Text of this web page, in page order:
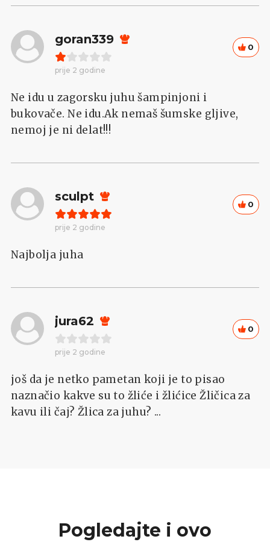
goran339
prije 2 godine
0
Ne idu u zagorsku juhu šampinjoni i
bukovače. Ne idu.Ak nemaš šumske gljive,
nemoj je ni delat!!!
sculpt
prije 2 godine
0
Najbolja juha
jura62
prije 2 godine
0
još da je netko pametan koji je to pisao
naznačio kakve su to žliće i žlićice Žličica za
kavu ili čaj? Žlica za juhu? ...
Pogledajte i ovo